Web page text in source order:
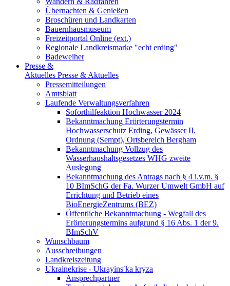
Übernachten & Genießen
Broschüren und Landkarten
Bauernhausmuseum
Freizeitportal Online (ext.)
Regionale Landkreismarke "echt erding"
Badeweiher
Presse &
Aktuelles Presse & Aktuelles
Pressemitteilungen
Amtsblatt
Laufende Verwaltungsverfahren
Soforthilfeaktion Hochwasser 2024
Bekanntmachung Erörterungstermin
Hochwasserschutz Erding, Gewässer II.
Ordnung (Sempt), Ortsbereich Bergham
Bekanntmachung Vollzug des
Wasserhaushaltsgesetzes WHG zweite
Auslegung
Bekanntmachung des Antrags nach § 4 i.v.m. §
10 BImSchG der Fa. Wurzer Umwelt GmbH auf
Errichtung und Betrieb eines
BioEnergieZentrums (BEZ)
Öffentliche Bekanntmachung - Wegfall des
Erörterungstermins aufgrund § 16 Abs. 1 der 9.
BImSchV
Wunschbaum
Ausschreibungen
Landkreiszeitung
Ukrainekrise - Ukrayinsʹka kryza
Ansprechpartner